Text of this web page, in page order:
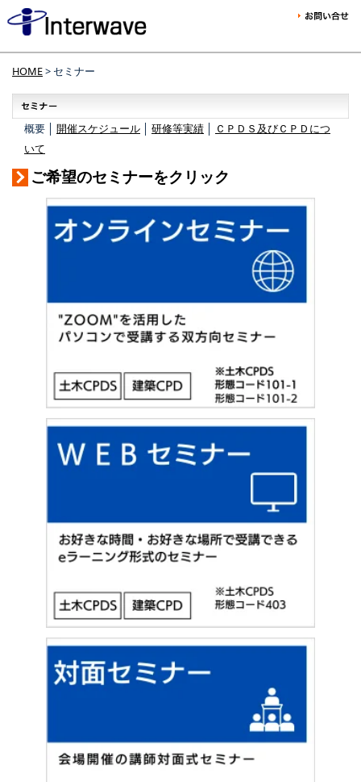
HOME> セミナー
概要 │ 開催スケジュール 研修等実績
ＣＰＤＳ及びＣＰＤにつ
いて
ご希望のセミナーをクリック